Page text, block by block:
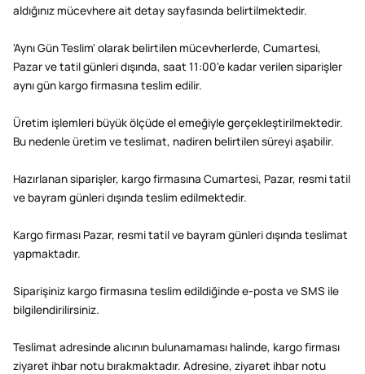
aldığınız mücevhere ait detay sayfasında belirtilmektedir.
'Aynı Gün Teslim' olarak belirtilen mücevherlerde, Cumartesi,
Pazar ve tatil günleri dışında, saat 11:00'e kadar verilen siparişler
aynı gün kargo firmasına teslim edilir.
Üretim işlemleri büyük ölçüde el emeğiyle gerçekleştirilmektedir.
Bu nedenle üretim ve teslimat, nadiren belirtilen süreyi aşabilir.
Hazırlanan siparişler, kargo firmasına Cumartesi, Pazar, resmi tatil
ve bayram günleri dışında teslim edilmektedir.
Kargo firması Pazar, resmi tatil ve bayram günleri dışında teslimat
yapmaktadır.
Siparişiniz kargo firmasına teslim edildiğinde e-posta ve SMS ile
bilgilendirilirsiniz.
Teslimat adresinde alıcının bulunamaması halinde, kargo firması
ziyaret ihbar notu bırakmaktadır. Adresine, ziyaret ihbar notu